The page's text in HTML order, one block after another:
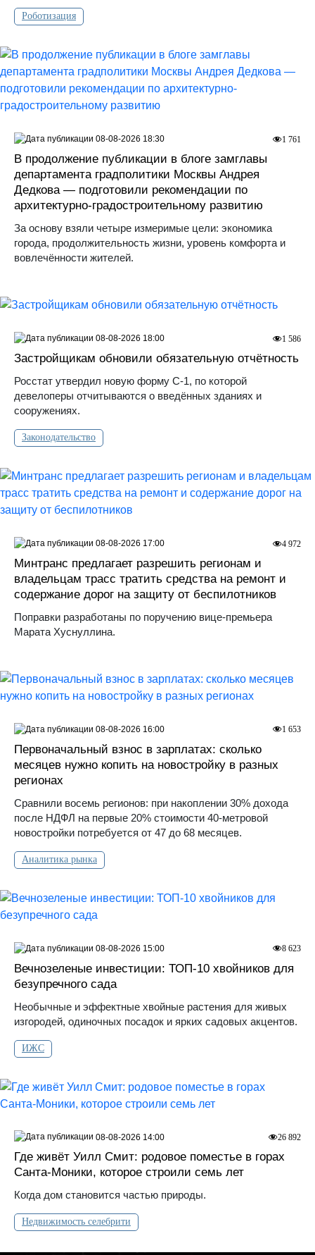
Роботизация
В продолжение публикации в блоге замглавы
департамента градполитики Москвы Андрея
Дедкова — подготовили рекомендации по
архитектурно-градостроительному развитию
За основу взяли четыре измеримые цели: экономика
города, продолжительность жизни, уровень комфорта и
вовлечённости жителей.
1 761
08-08-2026 18:30
Застройщикам обновили обязательную отчётность
Росстат утвердил новую форму С-1, по которой
девелоперы отчитываются о введённых зданиях и
сооружениях.
Законодательство
1 586
08-08-2026 18:00
Минтранс предлагает разрешить регионам и
владельцам трасс тратить средства на ремонт и
содержание дорог на защиту от беспилотников
Поправки разработаны по поручению вице-премьера
Марата Хуснуллина.
4 972
08-08-2026 17:00
Первоначальный взнос в зарплатах: сколько
месяцев нужно копить на новостройку в разных
регионах
Сравнили восемь регионов: при накоплении 30% дохода
после НДФЛ на первые 20% стоимости 40-метровой
новостройки потребуется от 47 до 68 месяцев.
Аналитика рынка
1 653
08-08-2026 16:00
Вечнозеленые инвестиции: ТОП-10 хвойников для
безупречного сада
Необычные и эффектные хвойные растения для живых
изгородей, одиночных посадок и ярких садовых акцентов.
ИЖС
8 623
08-08-2026 15:00
Где живёт Уилл Смит: родовое поместье в горах
Санта‑Моники, которое строили семь лет
Когда дом становится частью природы.
Недвижимость селебрити
26 892
08-08-2026 14:00